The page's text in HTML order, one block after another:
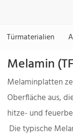
Türmaterialien
Melamin
Melaminplatten
Oberfläche aus,
hitze- und
Die typische